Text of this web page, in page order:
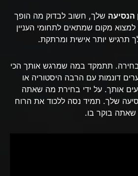
הנסיעה שלך, חשוב לבדוק מה הופך
מקום שמתאים לתחומי העניין
תרגיש יותר אישית ומרתקת.
תתמקד במה שמרגש אותך הכי
דונמות עם הרבה היסטוריה או
אותך. על ידי בחירת מה שאתה
שלך. תמיד נסה ללכוד את הרוח
בוקר בו.